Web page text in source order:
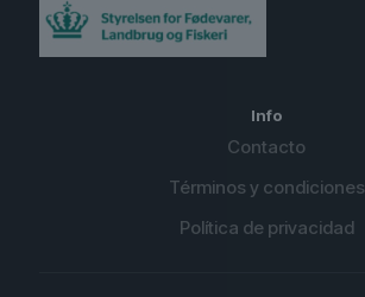
Info
Contacto
Términos y condiciones
Política de privacidad